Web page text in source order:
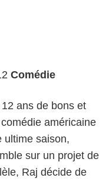
Comédie
ans de bons et
américaine
ultime saison,
sur un projet de
Raj décide de